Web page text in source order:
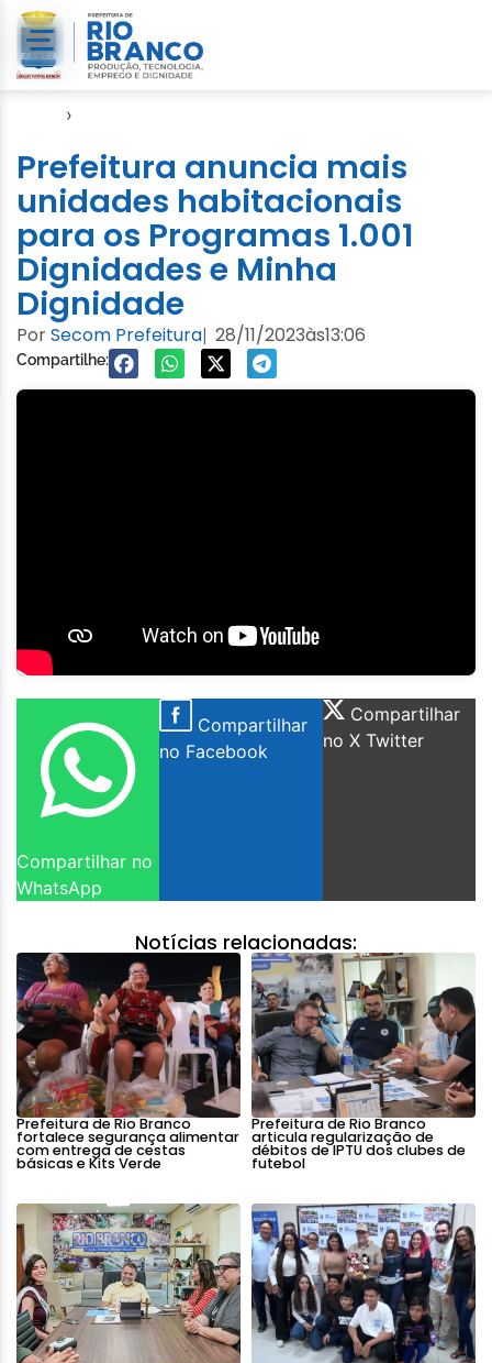
›
Prefeitura anuncia mais
unidades habitacionais
para os Programas 1.001
Dignidades e Minha
Dignidade
PorSecom Prefeitura| 28/11/2023às13:06
Compartilhe:
Compartilhar no
WhatsApp
Compartilhar
no Facebook
Compartilhar
no X Twitter
Notícias relacionadas:
Prefeitura de Rio Branco
fortalece segurança alimentar
com entrega de cestas
básicas e Kits Verde
Prefeitura de Rio Branco
articula regularização de
débitos de IPTU dos clubes de
futebol